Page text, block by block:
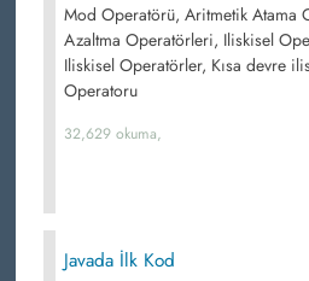
Mod Operatörü, Aritmetik Atama
Azaltma Operatörleri, Iliskisel
Iliskisel Operatörler, Kısa devre
Operatoru
32,629 okuma,
Javada İlk Kod